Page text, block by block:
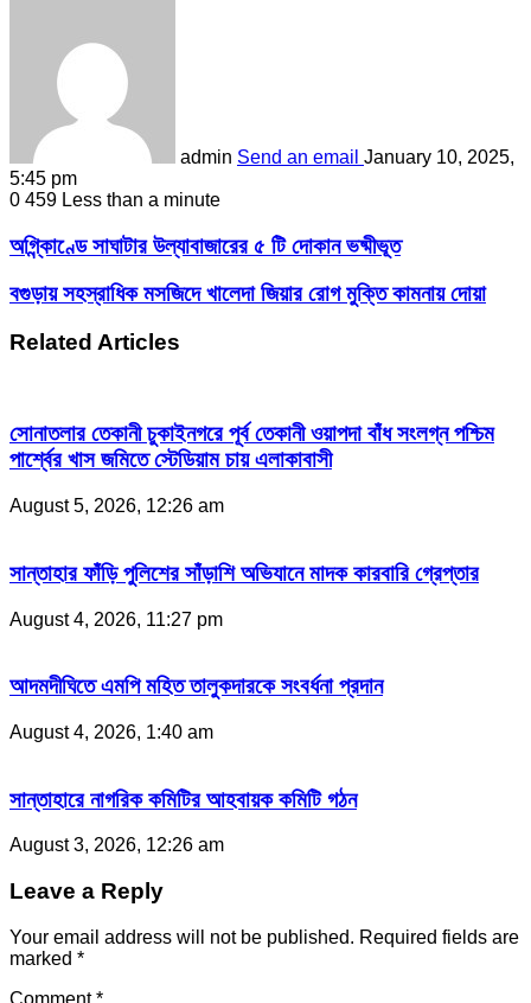
admin Send an email January 10, 2025,
5:45 pm
0 459 Less than a minute
অগ্নি্কাণ্ডে সাঘাটার উল্যাবাজারের ৫ টি দোকান ভষ্মীভূত
বগুড়ায় সহস্রাধিক মসজিদে খালেদা জিয়ার রোগ মুক্তি কামনায় দোয়া
Related Articles
সোনাতলার তেকানী চুকাইনগরে পূর্ব তেকানী ওয়াপদা বাঁধ সংলগ্ন পশ্চিম
পার্শ্বের খাস জমিতে স্টেডিয়াম চায় এলাকাবাসী
August 5, 2026, 12:26 am
সান্তাহার ফাঁড়ি পুলিশের সাঁড়াশি অভিযানে মাদক কারবারি গ্রেপ্তার
August 4, 2026, 11:27 pm
আদমদীঘিতে এমপি মহিত তালুকদারকে সংবর্ধনা প্রদান
August 4, 2026, 1:40 am
সান্তাহারে নাগরিক কমিটির আহবায়ক কমিটি গঠন
August 3, 2026, 12:26 am
Leave a Reply
Your email address will not be published. Required fields are
marked *
Comment*